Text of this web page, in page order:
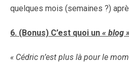
quelques mois (semaines ?)
6. (Bonus) C’est quoi un « blog »
« Cédric n’est plus là pour le